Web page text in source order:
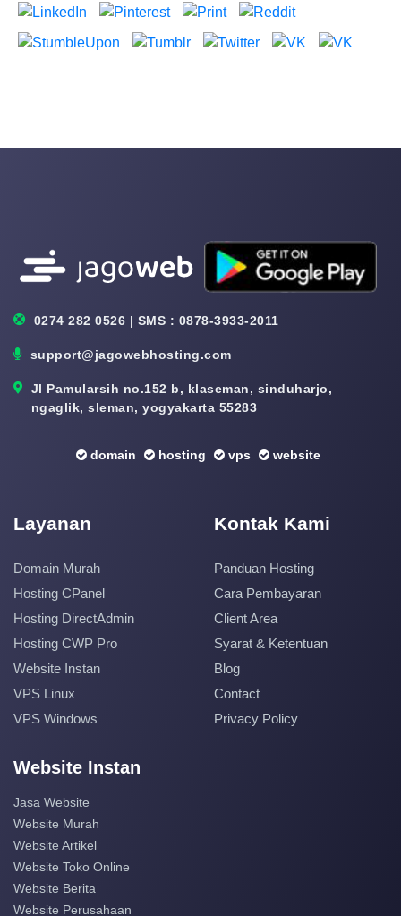
0274 282 0526 | SMS : 0878-3933-2011
support@jagowebhosting.com
Jl Pamularsih no.152 b, klaseman, sinduharjo,
ngaglik, sleman, yogyakarta 55283
domain hosting vps website
Layanan
Domain Murah
Hosting CPanel
Hosting DirectAdmin
Hosting CWP Pro
Website Instan
VPS Linux
VPS Windows
Kontak Kami
Panduan Hosting
Cara Pembayaran
Client Area
Syarat & Ketentuan
Blog
Contact
Privacy Policy
Website Instan
Jasa Website
Website Murah
Website Artikel
Website Toko Online
Website Berita
Website Perusahaan